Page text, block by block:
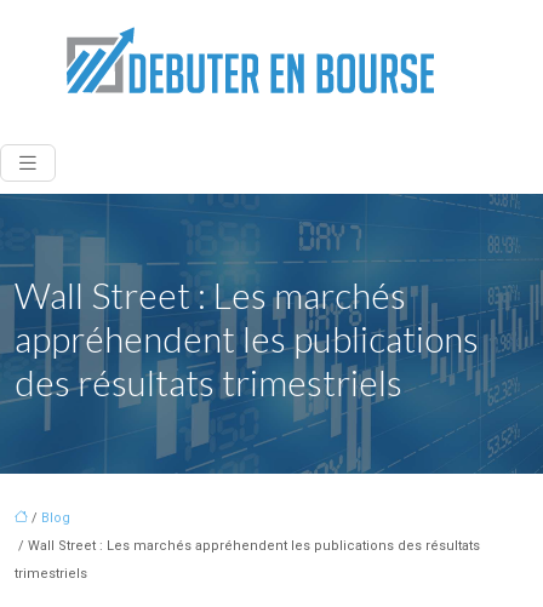
Wall Street : Les marchés
appréhendent les publications
des résultats trimestriels
/ Blog
/ Wall Street : Les marchés appréhendent les publications des résultats
trimestriels